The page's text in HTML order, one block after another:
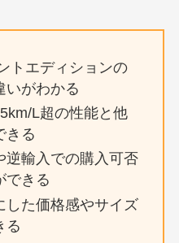
トエディションの
いがわかる
L超の性能と他
きる
逆輸入での購入可否
できる
した価格感やサイズ
る